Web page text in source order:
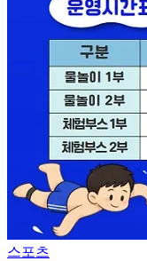
스포츠